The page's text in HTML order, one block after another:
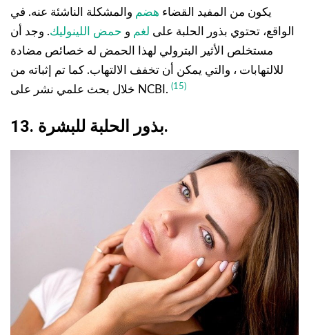
يكون من المفيد القضاء هضم والمشكلة الناشئة عنه. في
الواقع، تحتوي بذور الحلبة على لغم و حمض اللينوليك. وجد أن
مستخلص الأثير البترولي لهذا الحمض له خصائص مضادة
للالتهابات ، والتي يمكن أن تخفف الالتهاب. كما تم إثباته من
خلال بحث علمي نشر على NCBI. (15)
13. بذور الحلبة للبشرة.